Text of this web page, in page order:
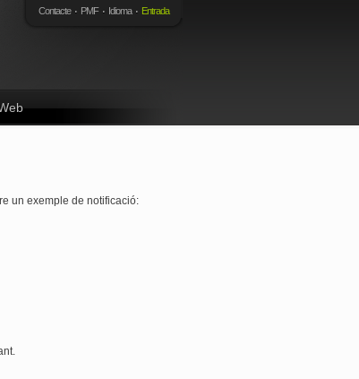
Contacte PMF Idioma Entrada
un exemple de notificació: